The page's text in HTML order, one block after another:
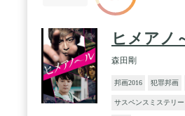
ヒメアノ
森田剛
邦画2016 犯罪邦画
サスペンスミステリー